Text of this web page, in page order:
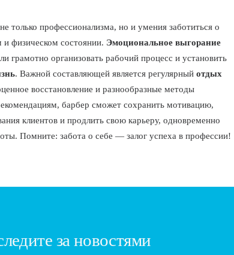
только профессионализма, но и умения заботиться о
физическом состоянии. Эмоциональное выгорание
грамотно организовать рабочий процесс и установить
. Важной составляющей является регулярный отдых
восстановление и разнообразные методы
барбер сможет сохранить мотивацию,
клиентов и продлить свою карьеру, одновременно
Помните: забота о себе — залог успеха в профессии!
за новостями